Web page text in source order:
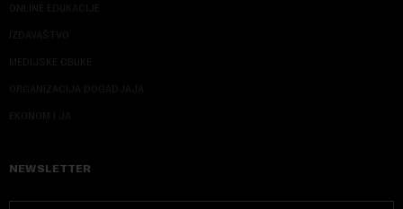
ONLINE EDUKACIJE
IZDAVAŠTVO
MEDIJSKE OBUKE
ORGANIZACIJA DOGADJAJA
EKONOM I JA
NEWSLETTER